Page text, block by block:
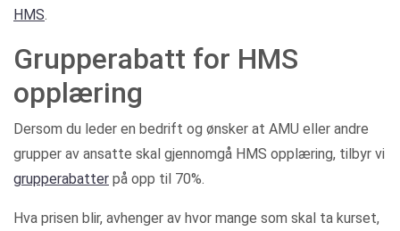
HMS.
Grupperabatt for HMS
opplæring
Dersom du leder en bedrift og ønsker at AMU eller andre
grupper av ansatte skal gjennomgå HMS opplæring, tilbyr vi
grupperabatter på opp til 70%.
Hva prisen blir, avhenger av hvor mange som skal ta kurset,